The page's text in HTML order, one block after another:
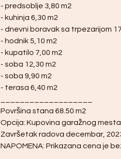
- predsoblje 3,80 m2
- kuhinja 6,30 m2
- dnevni boravak sa trpezarijom
- hodnik 5,10 m2
- kupatilo 7,00 m2
- soba 12,30 m2
- soba 9,90 m2
- terasa 6,40 m2
Površina stana 68.50 m2
Opcija: Kupovina garažnog
Završetak radova decembar,
NAPOMENA: Prikazana cena je